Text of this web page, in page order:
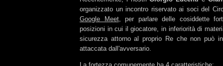
organizzato un incontro riservato ai soci del
Google Meet,
per parlare delle cosiddette
posizioni in cui il giocatore, in inferiorità di
sicurezza attorno al proprio Re che non può
attaccata dall'avversario.